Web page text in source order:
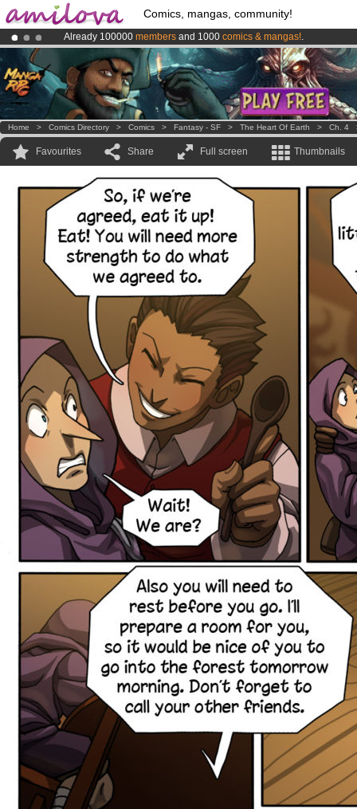
Comics, mangas, community!
Already 100000 members and 1000 comics & mangas!.
AmilovaKickstarter is now LIVE!.
Premium membership from3.95 euros per month !Get membership
Home > Comics Directory > Comics > Fantasy - SF > The Heart Of Earth > Ch. 4
Favourites Share Full screen Thumbnails